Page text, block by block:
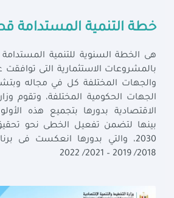
خطة التنمية المستدامة
هى الخطة السنوية للتنمية المستدامة
بالمشروعات الاستثمارية التى توافقت
والجهات المختلفة كل في مجاله
الجهات الحكومية المختلفة، وتقوم
الاقتصادية بدورها بتجميع هذه
بينها لتضمن تفعيل الخطى نحو
2030، والتي بدورها انعكست فى
2018/ 2019 – 2021/ 2022